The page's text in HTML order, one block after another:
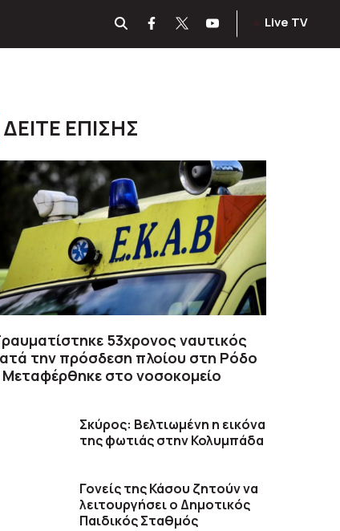
Live TV
ΔΕΙΤΕ ΕΠΙΣΗΣ
53χρονος ναυτικός
την πρόσδεση πλοίου στη Ρόδο
Μεταφέρθηκε στο νοσοκομείο
Σκύρος: Βελτιωμένη η εικόνα
της φωτιάς στην Κολυμπάδα
Γονείς της Κάσου ζητούν να
λειτουργήσει ο Δημοτικός
Παιδικός Σταθμός